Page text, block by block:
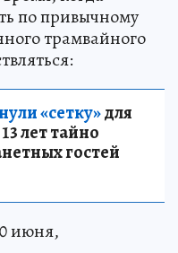
по привычному
трамвайного
«сетку»для
лет тайно
гостей
июня,